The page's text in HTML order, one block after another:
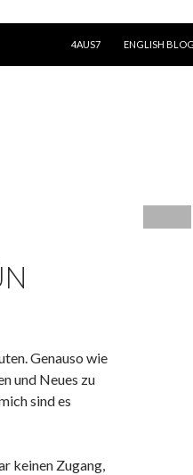
4AUS7
ENGLISH BLOG
Genauso wie
und Neues zu
sind es
keinen Zugang,